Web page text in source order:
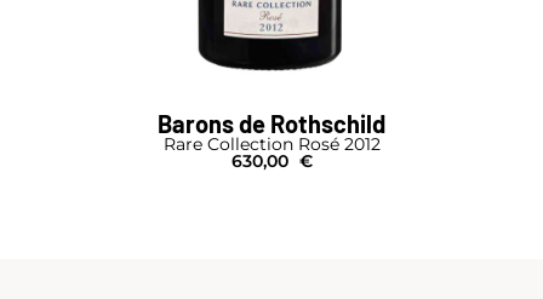
Barons de Rothschild
Rare Collection Rosé 2012
630,00 €